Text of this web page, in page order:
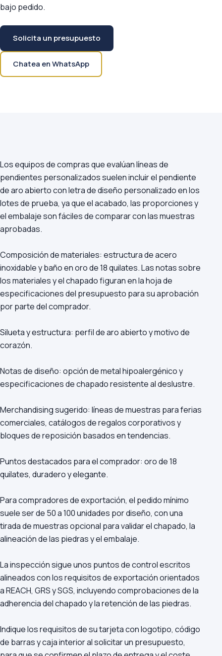
bajo pedido.
Solicita un presupuesto
Chatea en WhatsApp
Los equipos de compras que evalúan líneas de
pendientes personalizados suelen incluir el pendiente
de aro abierto con letra de diseño personalizado en los
lotes de prueba, ya que el acabado, las proporciones y
el embalaje son fáciles de comparar con las muestras
aprobadas.
Composición de materiales: estructura de acero
inoxidable y baño en oro de 18 quilates. Las notas sobre
los materiales y el chapado figuran en la hoja de
especificaciones del presupuesto para su aprobación
por parte del comprador.
Silueta y estructura: perfil de aro abierto y motivo de
corazón.
Notas de diseño: opción de metal hipoalergénico y
especificaciones de chapado resistente al deslustre.
Merchandising sugerido: líneas de muestras para ferias
comerciales, catálogos de regalos corporativos y
bloques de reposición basados en tendencias.
Puntos destacados para el comprador: oro de 18
quilates, duradero y elegante.
Para compradores de exportación, el pedido mínimo
suele ser de 50 a 100 unidades por diseño, con una
tirada de muestras opcional para validar el chapado, la
alineación de las piedras y el embalaje.
La inspección sigue unos puntos de control escritos
alineados con los requisitos de exportación orientados
a REACH, GRS y SGS, incluyendo comprobaciones de la
adherencia del chapado y la retención de las piedras.
Indique los requisitos de su tarjeta con logotipo, código
de barras y caja interior al solicitar un presupuesto,